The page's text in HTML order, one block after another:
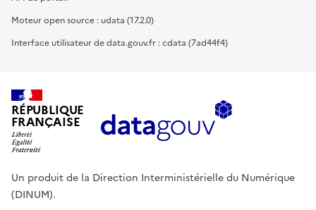
Moteur open source : udata (17.2.0)
Interface utilisateur de data.gouv.fr : cdata (7ad44f4)
RÉPUBLIQUE
FRANÇAISE
Un produit de la Direction Interministérielle du Numérique
(DINUM).